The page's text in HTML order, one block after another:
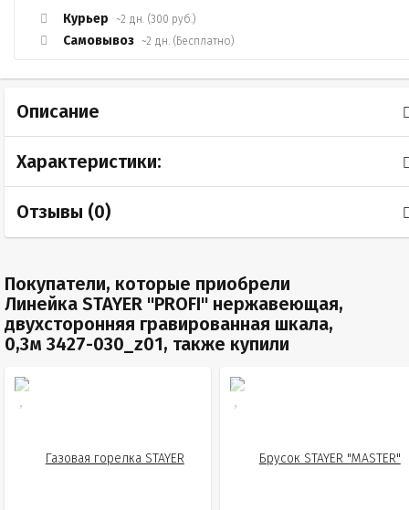
Курьер ~2 дн. (300 руб.)
Самовывоз ~2 дн. (Бесплатно)
Описание
Характеристики:
Отзывы (0)
Покупатели, которые приобрели
Линейка STAYER "PROFI" нержавеющая,
двухсторонняя гравированная шкала,
0,3м 3427-030_z01, также купили